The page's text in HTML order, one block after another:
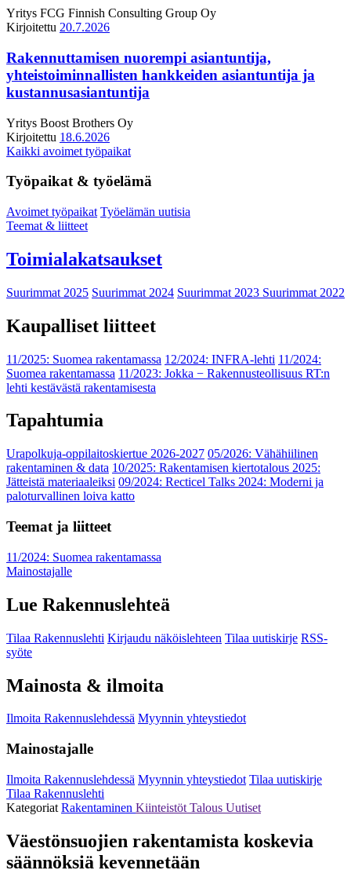
Yritys FCG Finnish Consulting Group Oy
Kirjoitettu 20.7.2026
Rakennuttamisen nuorempi asiantuntija,
yhteistoiminnallisten hankkeiden asiantuntija ja
kustannusasiantuntija
Yritys Boost Brothers Oy
Kirjoitettu 18.6.2026
Kaikki avoimet työpaikat
Työpaikat & työelämä
Avoimet työpaikat Työelämän uutisia
Teemat & liitteet
Toimialakatsaukset
Suurimmat 2025 Suurimmat 2024 Suurimmat 2023 Suurimmat 2022
Kaupalliset liitteet
11/2025: Suomea rakentamassa 12/2024: INFRA-lehti 11/2024:
Suomea rakentamassa 11/2023: Jokka − Rakennusteollisuus RT:n
lehti kestävästä rakentamisesta
Tapahtumia
Urapolkuja-oppilaitoskiertue 2026-2027 05/2026: Vähähiilinen
rakentaminen & data 10/2025: Rakentamisen kiertotalous 2025:
Jätteistä materiaaleiksi 09/2024: Recticel Talks 2024: Moderni ja
paloturvallinen loiva katto
Teemat ja liitteet
11/2024: Suomea rakentamassa
Mainostajalle
Lue Rakennuslehteä
Tilaa Rakennuslehti Kirjaudu näköislehteen Tilaa uutiskirje RSS-
syöte
Mainosta & ilmoita
Ilmoita Rakennuslehdessä Myynnin yhteystiedot
Mainostajalle
Ilmoita Rakennuslehdessä Myynnin yhteystiedot Tilaa uutiskirje
Tilaa Rakennuslehti
Kategoriat Rakentaminen Kiinteistöt Talous Uutiset
Väestönsuojien rakentamista koskevia
säännöksiä kevennetään